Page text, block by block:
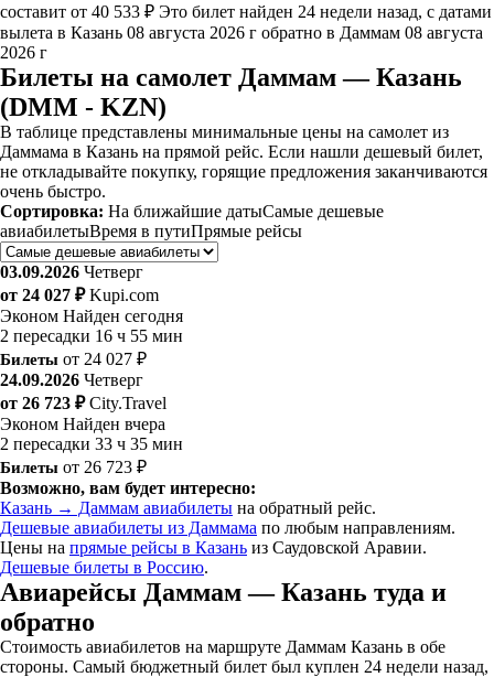
составит от 40 533 ₽ Это билет найден 24 недели назад, с датами
вылета в Казань 08 августа 2026 г обратно в Даммам 08 августа
2026 г
Билеты на самолет Даммам — Казань
(DMM - KZN)
В таблице представлены минимальные цены на самолет из
Даммама в Казань на прямой рейс. Если нашли дешевый билет,
не откладывайте покупку, горящие предложения заканчиваются
очень быстро.
Сортировка: На ближайшие датыСамые дешевые
авиабилетыВремя в путиПрямые рейсы
03.09.2026 Четверг
от 24 027 ₽ Kupi.com
Эконом Найден сегодня
2 пересадки 16 ч 55 мин
Билеты от 24 027 ₽
24.09.2026 Четверг
от 26 723 ₽ City.Travel
Эконом Найден вчера
2 пересадки 33 ч 35 мин
Билеты от 26 723 ₽
Возможно, вам будет интересно:
Казань → Даммам авиабилеты на обратный рейс.
Дешевые авиабилеты из Даммама по любым направлениям.
Цены на прямые рейсы в Казань из Саудовской Аравии.
Дешевые билеты в Россию.
Авиарейсы Даммам — Казань туда и
обратно
Стоимость авиабилетов на маршруте Даммам Казань в обе
стороны. Самый бюджетный билет был куплен 24 недели назад,